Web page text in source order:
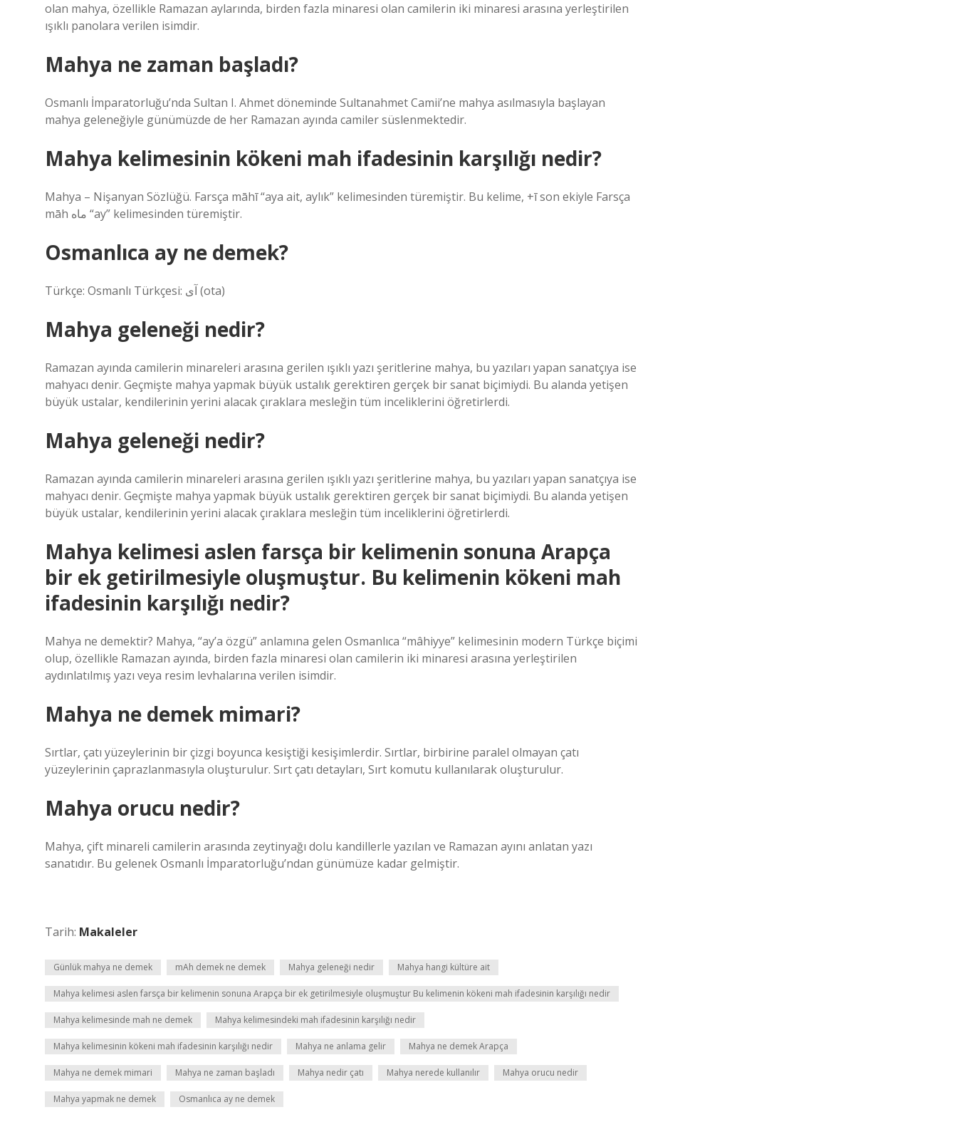
olan mahya, özellikle Ramazan aylarında, birden fazla minaresi olan camilerin iki minaresi arasına yerleştirilen
ışıklı panolara verilen isimdir.
Mahya ne zaman başladı?
Osmanlı İmparatorluğu’nda Sultan I. Ahmet döneminde Sultanahmet Camii’ne mahya asılmasıyla başlayan
mahya geleneğiyle günümüzde de her Ramazan ayında camiler süslenmektedir.
Mahya kelimesinin kökeni mah ifadesinin karşılığı nedir?
Mahya – Nişanyan Sözlüğü. Farsça māhī “aya ait, aylık” kelimesinden türemiştir. Bu kelime, +ī son ekiyle Farsça
māh ماه “ay” kelimesinden türemiştir.
Osmanlıca ay ne demek?
Türkçe: Osmanlı Türkçesi: آی‎ (ota)
Mahya geleneği nedir?
Ramazan ayında camilerin minareleri arasına gerilen ışıklı yazı şeritlerine mahya, bu yazıları yapan sanatçıya ise
mahyacı denir. Geçmişte mahya yapmak büyük ustalık gerektiren gerçek bir sanat biçimiydi. Bu alanda yetişen
büyük ustalar, kendilerinin yerini alacak çıraklara mesleğin tüm inceliklerini öğretirlerdi.
Mahya geleneği nedir?
Ramazan ayında camilerin minareleri arasına gerilen ışıklı yazı şeritlerine mahya, bu yazıları yapan sanatçıya ise
mahyacı denir. Geçmişte mahya yapmak büyük ustalık gerektiren gerçek bir sanat biçimiydi. Bu alanda yetişen
büyük ustalar, kendilerinin yerini alacak çıraklara mesleğin tüm inceliklerini öğretirlerdi.
Mahya kelimesi aslen farsça bir kelimenin sonuna Arapça
bir ek getirilmesiyle oluşmuştur. Bu kelimenin kökeni mah
ifadesinin karşılığı nedir?
Mahya ne demektir? Mahya, “ay’a özgü” anlamına gelen Osmanlıca “mâhiyye” kelimesinin modern Türkçe biçimi
olup, özellikle Ramazan ayında, birden fazla minaresi olan camilerin iki minaresi arasına yerleştirilen
aydınlatılmış yazı veya resim levhalarına verilen isimdir.
Mahya ne demek mimari?
Sırtlar, çatı yüzeylerinin bir çizgi boyunca kesiştiği kesişimlerdir. Sırtlar, birbirine paralel olmayan çatı
yüzeylerinin çaprazlanmasıyla oluşturulur. Sırt çatı detayları, Sırt komutu kullanılarak oluşturulur.
Mahya orucu nedir?
Mahya, çift minareli camilerin arasında zeytinyağı dolu kandillerle yazılan ve Ramazan ayını anlatan yazı
sanatıdır. Bu gelenek Osmanlı İmparatorluğu’ndan günümüze kadar gelmiştir.
Tarih: Makaleler
Günlük mahya ne demek mAh demek ne demek Mahya geleneği nedir Mahya hangi kültüre ait
Mahya kelimesi aslen farsça bir kelimenin sonuna Arapça bir ek getirilmesiyle oluşmuştur Bu kelimenin kökeni mah ifadesinin karşılığı nedir
Mahya kelimesinde mah ne demek Mahya kelimesindeki mah ifadesinin karşılığı nedir
Mahya kelimesinin kökeni mah ifadesinin karşılığı nedir Mahya ne anlama gelir Mahya ne demek Arapça
Mahya ne demek mimari Mahya ne zaman başladı Mahya nedir çatı Mahya nerede kullanılır Mahya orucu nedir
Mahya yapmak ne demek Osmanlıca ay ne demek